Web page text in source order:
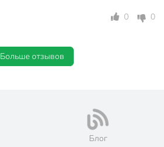
0 0
Больше отзывов
Блог